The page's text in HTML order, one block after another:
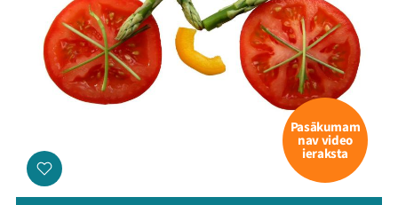
Pasākumam
nav video
ieraksta